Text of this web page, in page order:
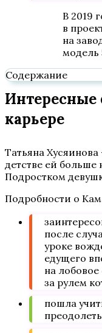
В 2019
в
на
модель
Содержание
карьере
Татьяна
детстве ей
Подростком
Подробности о
после
уроке
едущего
на лобовое
за рулем
пошла